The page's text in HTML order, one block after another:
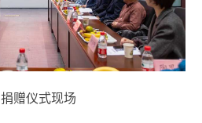
捐赠仪式现场